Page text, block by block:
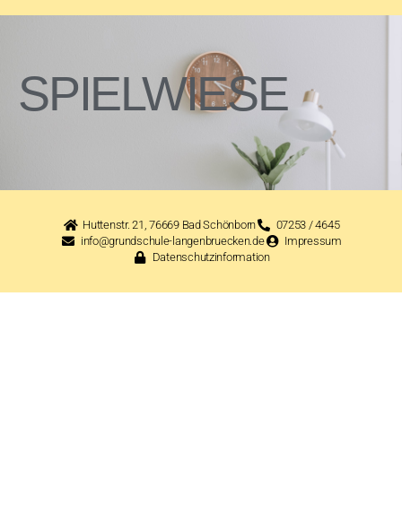
SPIELWIESE
Huttenstr. 21, 76669 Bad Schönborn
07253 / 4645
info@grundschule-langenbruecken.de
Impressum
Datenschutzinformation